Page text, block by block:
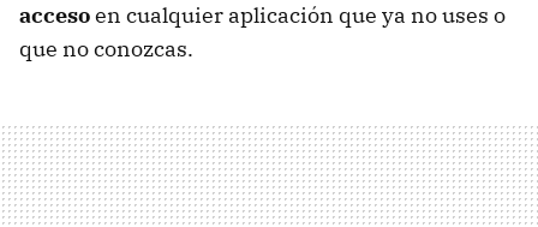
accesoen cualquier aplicación que ya no uses o
que no conozcas.